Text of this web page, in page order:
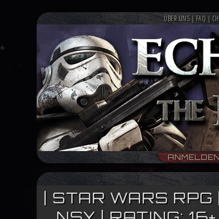
ÜBER UNS| FAQ|
| STAR WARS